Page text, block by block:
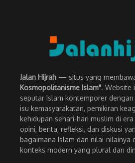
Jalan Hijrah — situs yang
Kosmopolitanisme Islam". Website
seputar Islam kontemporer
isu kemasyarakatan, pemikiran
kehidupan sehari-hari muslim di
opini, berita, refleksi, dan diskusi
bagaimana Islam dan nilai-nilainya
konteks modern yang plural dan